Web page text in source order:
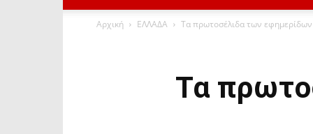
Αρχική ΕΛΛΑΔΑ Τα πρωτοσέλιδα των
Τα